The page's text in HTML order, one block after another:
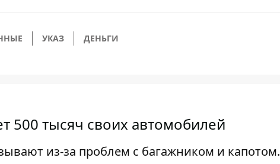
УКАЗ ДЕНЬГИ
500 тысяч своих автомобилей
из-за проблем с багажником и капотом.